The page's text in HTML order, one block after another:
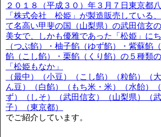
２０１８（平成３０）年３月７日東京都
「株式会社 松姫」が製造販売している
て名高い甲斐の国（山梨県）の武田信玄
美女で、しかも優雅であった「松姫」に
（つぶ餡）・柚子餡（ゆず餡）・紫蘇餡
餡（こし餡）・栗餡（くり餡）の５種類
「松姫もなか」
（最中）（小豆）（こし餡）（粒餡）（
ん豆）（白餡）（もち米・米）（水飴）
ず）（しそ）（武田信玄）（山梨県）（
子）（東京都）
でご紹介しています。